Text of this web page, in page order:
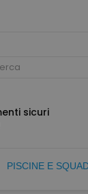
sicuri
PISCINE E